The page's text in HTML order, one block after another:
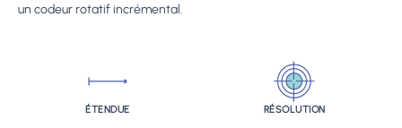
un codeur rotatif incrémental.
ÉTENDUE RÉSOLUTION